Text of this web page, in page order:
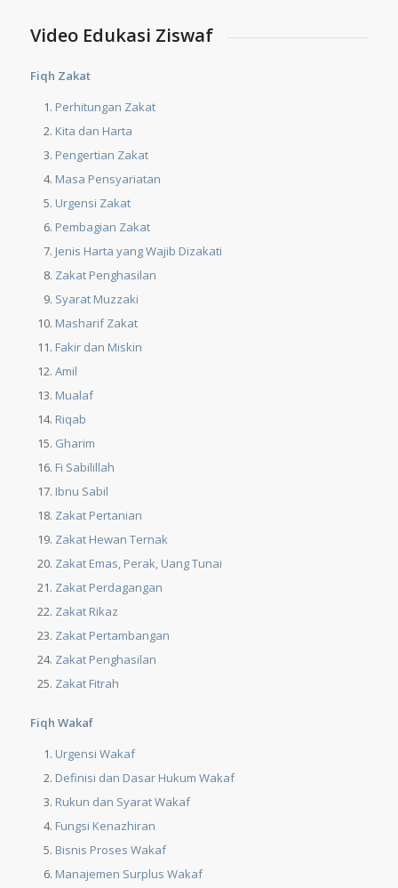
Video Edukasi Ziswaf
Fiqh Zakat
Perhitungan Zakat
Kita dan Harta
Pengertian Zakat
Masa Pensyariatan
Urgensi Zakat
Pembagian Zakat
Jenis Harta yang Wajib Dizakati
Zakat Penghasilan
Syarat Muzzaki
Masharif Zakat
Fakir dan Miskin
Amil
Mualaf
Riqab
Gharim
Fi Sabilillah
Ibnu Sabil
Zakat Pertanian
Zakat Hewan Ternak
Zakat Emas, Perak, Uang Tunai
Zakat Perdagangan
Zakat Rikaz
Zakat Pertambangan
Zakat Penghasilan
Zakat Fitrah
Fiqh Wakaf
Urgensi Wakaf
Definisi dan Dasar Hukum Wakaf
Rukun dan Syarat Wakaf
Fungsi Kenazhiran
Bisnis Proses Wakaf
Manajemen Surplus Wakaf